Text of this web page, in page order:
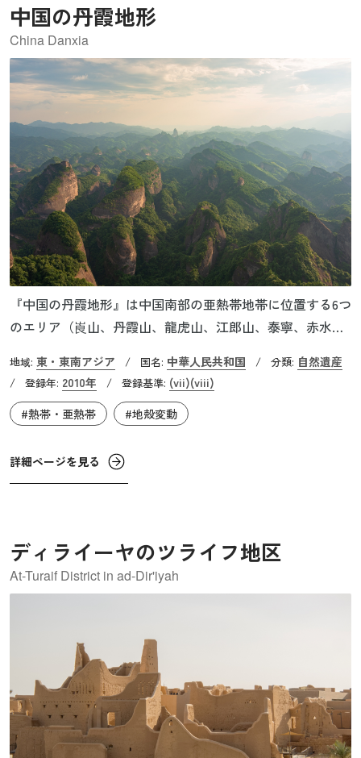
中国の丹霞地形
China Danxia
『中国の丹霞地形』は中国南部の亜熱帯地帯に位置する6つ
のエリア（崀山、丹霞山、龍虎山、江郎山、泰寧、赤水）
の赤い堆積岩が、内因性（地殻隆起など）と外因性（気
候、侵食、風化など）の複合的な力を受けて形成する丹
（あか）い霞の様に見える地形を指します。約2,300万〜
れぞれ「若年期」「成熟期」「壮年期」の3段階に分けられ
ます。起伏の富んだ地形には多くの動植物が生息・生育し
地域: 東・東南アジア / 国名: 中華人民共和国 / 分類: 自然遺産
/ 登録年: 2010年 / 登録基準: (vii)(viii)
#熱帯・亜熱帯
#地殻変動
詳細ページを見る
ディライーヤのツライフ地区
At-Turaif District in ad-Dir'iyah